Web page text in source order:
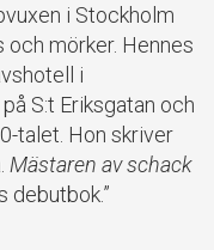
i Stockholm
mörker. Hennes
i
S:t Eriksgatan och
talet. Hon skriver
Mästaren av schack
debutbok.”